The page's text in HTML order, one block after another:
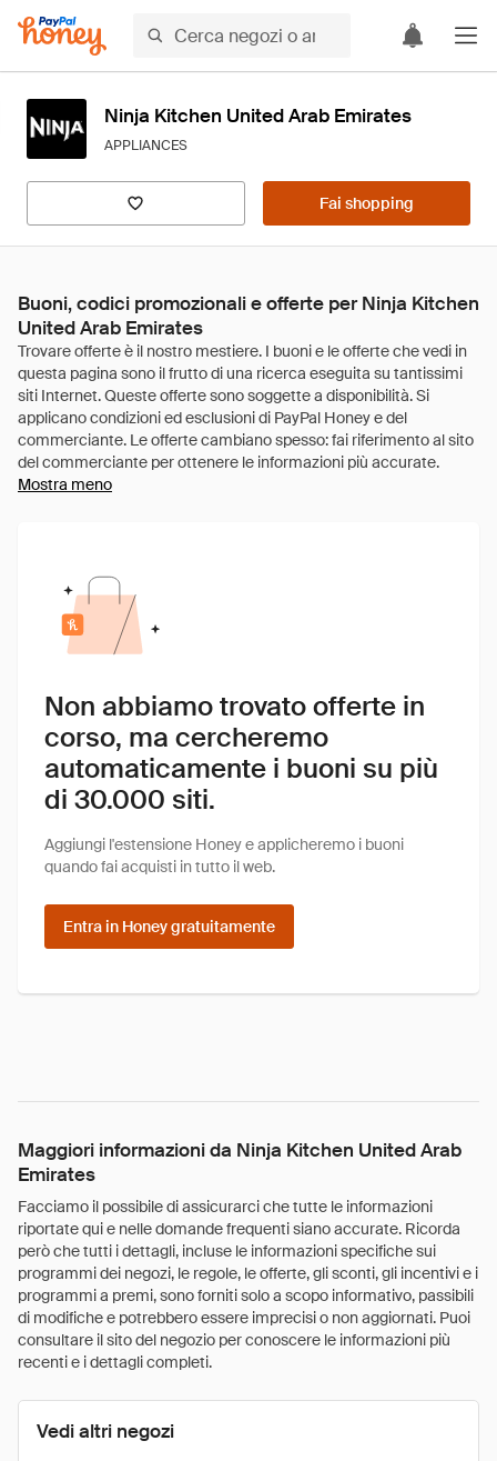
Ninja Kitchen United Arab Emirates
APPLIANCES
Fai shopping
Buoni, codici promozionali e offerte per Ninja Kitchen
United Arab Emirates
Mostra meno
Non abbiamo trovato offerte in
corso, ma cercheremo
automaticamente i buoni su più
di 30.000 siti.
Aggiungi l'estensione Honey e applicheremo i buoni
quando fai acquisti in tutto il web.
Entra in Honey gratuitamente
Maggiori informazioni da Ninja Kitchen United Arab
Emirates
Facciamo il possibile di assicurarci che tutte le informazioni
riportate qui e nelle domande frequenti siano accurate. Ricorda
però che tutti i dettagli, incluse le informazioni specifiche sui
programmi dei negozi, le regole, le offerte, gli sconti, gli incentivi e i
programmi a premi, sono forniti solo a scopo informativo, passibili
di modifiche e potrebbero essere imprecisi o non aggiornati. Puoi
consultare il sito del negozio per conoscere le informazioni più
recenti e i dettagli completi.
Vedi altri negozi